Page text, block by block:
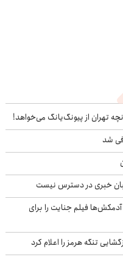
تهران از پیونگ‌یانگ می‌خواهد!
شد
خبری در دسترس نیست
فیلم جنایت را برای
تنگه هرمز را اعلام کرد